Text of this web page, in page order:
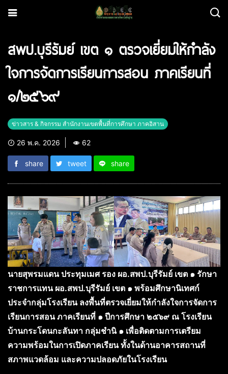
สพป.บุรีรัมย์ เขต ๑ ตรวจเยี่ยมให้กำลัง
ใจการจัดการเรียนการสอน ภาคเรียนที่
๑/๒๕๖๙
ข่าวสาร & กิจกรรม สำนักงานเขตพื้นที่การศึกษา ภาคอิสาน
26 พ.ค. 2026 62
share tweet share
นายสุพรมแดน ประทุมเมศ รอง ผอ.สพป.บุรีรัมย์ เขต ๑ รักษา
ราชการแทน ผอ.สพป.บุรีรัมย์ เขต ๑ พร้อมศึกษานิเทศก์
ประจำกลุ่มโรงเรียน ลงพื้นที่ตรวจเยี่ยมให้กำลังใจการจัดการ
เรียนการสอน ภาคเรียนที่ ๑ ปีการศึกษา ๒๕๖๙ ณ โรงเรียน
บ้านกระโดนกะลันทา กลุ่มชำนิ ๑ เพื่อติดตามการเตรียม
ความพร้อมในการเปิดภาคเรียน ทั้งในด้านอาคารสถานที่
สภาพแวดล้อม และความปลอดภัยในโรงเรียน